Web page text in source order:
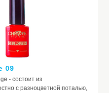
09
- состоит из
с разноцветной поталью,